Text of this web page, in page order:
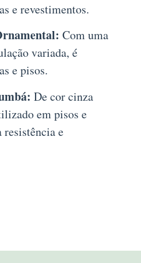
e revestimentos.
Com uma
variada, é
e pisos.
De cor cinza
em pisos e
resistência e